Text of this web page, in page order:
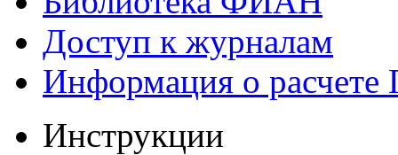
Доступ к журналам
Информация о
Инструкции